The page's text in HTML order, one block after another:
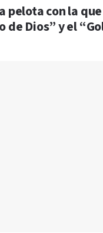
pelota con la
de Dios” y el